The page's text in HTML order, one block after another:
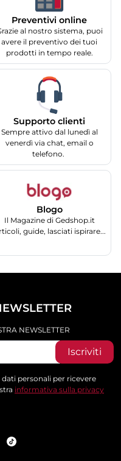
Preventivi online
al nostro sistema, puoi
avere il preventivo dei tuoi
prodotti in tempo reale.
Supporto clienti
Sempre attivo dal lunedì al
venerdì via chat, email o
telefono.
Blogo
Il Magazine di Gedshop.it
guide, lasciati ispirare...
NEWSLETTER
Iscriviti
personali per ricevere
informativa sulla privacy